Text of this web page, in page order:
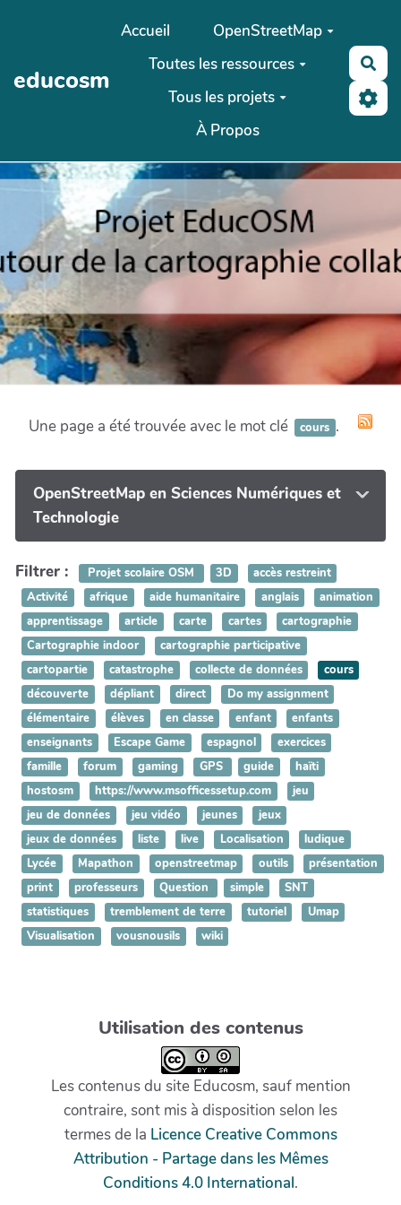
Aller au contenu principal
educosm
Accueil
OpenStreetMap
Toutes les ressources
Tous les projets
À Propos
Une page a été trouvée avec le mot clé cours .
OpenStreetMap en Sciences Numériques et
Technologie
Filtrer : Projet scolaire OSM 3D
accès restreint
Activité
afrique aide humanitaire anglais
animation
apprentissage
article carte cartes
cartographie
Cartographie indoor
cartographie participative
cartopartie
catastrophe collecte de données
cours
découverte
dépliant direct
Do my assignment
élémentaire
élèves en classe enfant
enfants
enseignants
Escape Game espagnol
exercices
famille
forum gaming GPS guide
haïti
hostosm
https://www.msofficessetup.com
jeu
jeu de données
jeu vidéo jeunes
jeux
jeux de données
liste live Localisation
ludique
Lycée
Mapathon openstreetmap outils
présentation
print
professeurs Question simple
SNT
statistiques
tremblement de terre tutoriel
Umap
Visualisation
vousnousils wiki
Utilisation des contenus
Les contenus du site Educosm, sauf mention
contraire, sont mis à disposition selon les
termes de la Licence Creative Commons
Attribution - Partage dans les Mêmes
Conditions 4.0 International.